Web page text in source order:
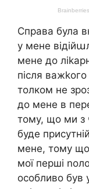
Справа була
у мене
мене до
після
толком не
до мене в
тому, що ми з
буде
мене, тому
мої перші
особливо був